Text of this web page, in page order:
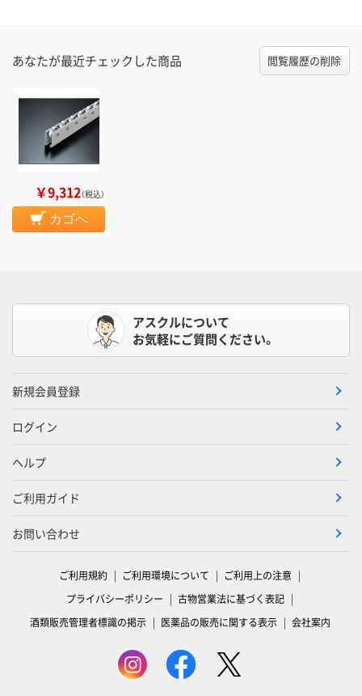
あなたが最近チェックした商品 閲覧履歴の削除
￥9,312（税込）
カゴへ
アスクルについて
お気軽にご質問ください。
新規会員登録
ログイン
ヘルプ
ご利用ガイド
お問い合わせ
ご利用規約 ご利用環境について
ご利用上の注意
プライバシーポリシー
古物営業法に基づく表記
酒類販売管理者標識の掲示
医薬品の販売に関する表示 会社案内